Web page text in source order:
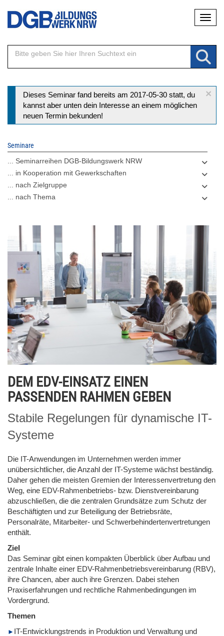
Direkt
Inhalt
×
Statusmeldung
Dieses Seminar fand bereits am 2017-05-30 statt, du
kannst aber unten dein Interesse an einem möglichen
neuen Termin bekunden!
Seminare
... Seminarreihen DGB-Bildungswerk NRW
... in Kooperation mit Gewerkschaften
... nach Zielgruppe
... nach Thema
DEM EDV-EINSATZ EINEN
PASSENDEN RAHMEN GEBEN
Stabile Regelungen für dynamische IT-
Systeme
Die IT-Anwendungen im Unternehmen werden immer
unübersichtlicher, die Anzahl der IT-Systeme wächst beständig.
Daher gehen die meisten Gremien der Interessenvertretung den
Weg, eine EDV-Rahmenbetriebs- bzw. Dienstvereinbarung
abzuschließen, die die zentralen Grundsätze zum Schutz der
Beschäftigten und zur Beteiligung der Betriebsräte,
Personalräte, Mitarbeiter- und Schwerbehindertenvertretungen
enthält.
Ziel
Das Seminar gibt einen kompakten Überblick über Aufbau und
zentrale Inhalte einer EDV-Rahmenbetriebsvereinbarung (RBV),
ihre Chancen, aber auch ihre Grenzen. Dabei stehen
Praxiserfahrungen und rechtliche Rahmenbedingungen im
Vordergrund.
Themen
IT-Entwicklungstrends in Produktion und Verwaltung und